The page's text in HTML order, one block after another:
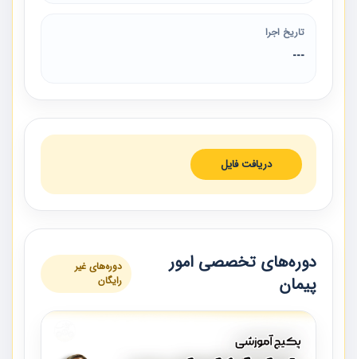
تاریخ اجرا
---
دریافت فایل
دوره‌های تخصصی امور
پیمان
دوره‌های غیر
رایگان